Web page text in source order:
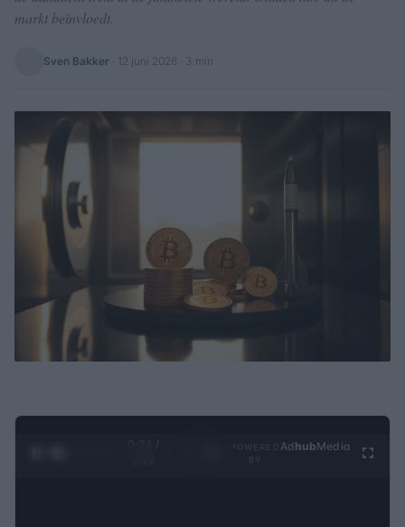
markt beïnvloedt.
Sven Bakker 12 juni 2026 · 3 min
0:25 /
Ad hubMedia